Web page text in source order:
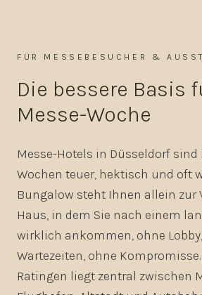
FÜR MESSEBESUCHER &
Die bessere Basis
Messe-Woche
Messe-Hotels in Düsseldorf sind
Wochen teuer, hektisch und oft
Bungalow steht Ihnen allein zur
Haus, in dem Sie nach einem
wirklich ankommen, ohne
Wartezeiten, ohne Kompromisse.
Ratingen liegt zentral zwischen